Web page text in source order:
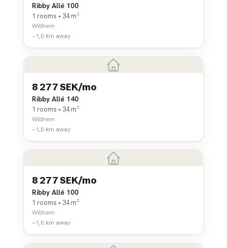
Ribby Allé 100
1 rooms • 34 m²
Willhem
~1,0 km away
8 277 SEK/mo
Ribby Allé 140
1 rooms • 34 m²
Willhem
~1,0 km away
8 277 SEK/mo
Ribby Allé 100
1 rooms • 34 m²
Willhem
~1,0 km away